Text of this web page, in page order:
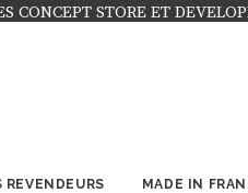
CONCEPT STORE ET
REVENDEURS MADE IN